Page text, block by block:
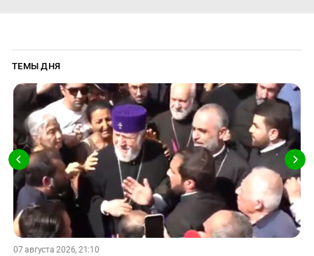
ТЕМЫ ДНЯ
07 августа 2026, 21:10